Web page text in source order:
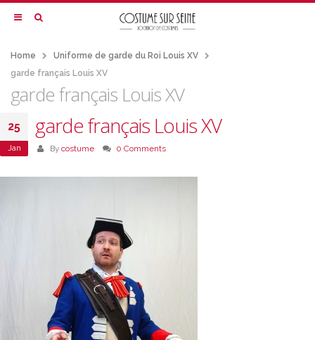
Home
Uniforme de garde du Roi Louis XV
garde français Louis XV
garde français Louis XV
25
Jan
garde français Louis XV
By costume 0 Comments